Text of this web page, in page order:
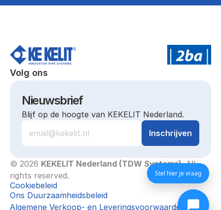
Volg ons
Nieuwsbrief
Blijf op de hoogte van KEKELIT Nederland.
© 2026 KEKELIT Nederland (TDW Systems). All
rights reserved.
Cookiebeleid
Ons Duurzaamheidsbeleid
Algemene Verkoop- en Leveringsvoorwaarden
Stel hier je vraag